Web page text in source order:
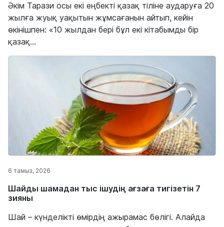
Әкім Тарази осы екі еңбекті қазақ тіліне аударуға 20
жылға жуық уақытын жұмсағанын айтып, кейін
өкінішпен: «10 жылдан бері бұл екі кітабымды бір
қазақ...
6 тамыз, 2026
Шайды шамадан тыс ішудің ағзаға тигізетін 7
зияны
Шай – күнделікті өмірдің ажырамас бөлігі. Алайда